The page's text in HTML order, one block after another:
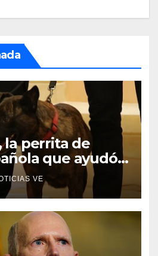
la perrita de
que ayudó a
bajo los
los
VE